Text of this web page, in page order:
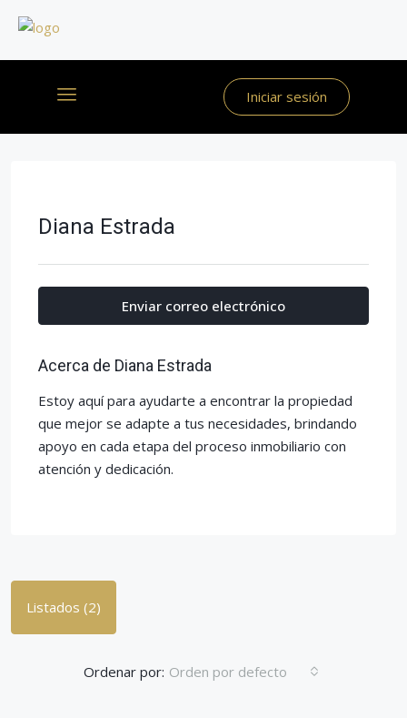
Iniciar sesión
Diana Estrada
Enviar correo electrónico
Acerca de Diana Estrada
Estoy aquí para ayudarte a encontrar la propiedad
que mejor se adapte a tus necesidades, brindando
apoyo en cada etapa del proceso inmobiliario con
atención y dedicación.
Listados (2)
Ordenar por: Orden por defecto